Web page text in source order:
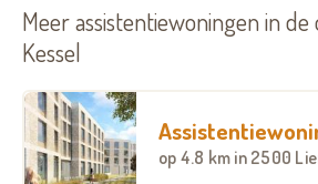
aantal gemeenschappelijke
ontmoetingsruimte en mooie tuin.
Meer assistentiewoningen in
Kessel
op 4.8 km in 2500